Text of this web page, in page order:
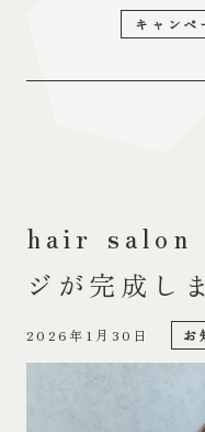
hair salon
ジが完成し
2026年1月30日 お
キャンペ